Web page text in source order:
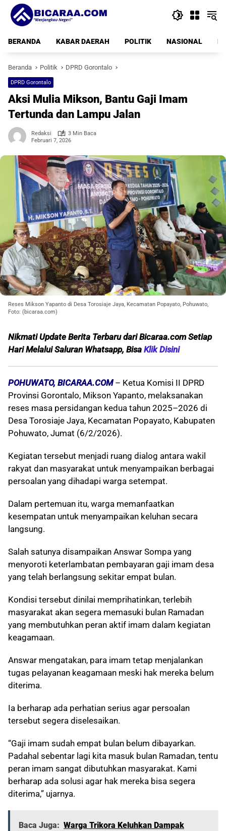
Langsung
konten
BERANDA
KABAR DAERAH POLITIK NASIONAL
Beranda Politik DPRD Gorontalo
DPRD Gorontalo
Aksi Mulia Mikson, Bantu Gaji Imam
Tertunda dan Lampu Jalan
Redaksi
3 Min Baca
Februari 7, 2026
Reses Mikson Yapanto di Desa Torosiaje Jaya, Kecamatan Popayato, Pohuwato,
Foto: (bicaraa.com)
Nikmati Update Berita Terbaru dari Bicaraa.com Setiap
Hari Melalui Saluran Whatsapp, Bisa Klik Disini
POHUWATO, BICARAA.COM– Ketua Komisi II DPRD
Provinsi Gorontalo, Mikson Yapanto, melaksanakan
reses masa persidangan kedua tahun 2025–2026 di
Desa Torosiaje Jaya, Kecamatan Popayato, Kabupaten
Pohuwato, Jumat (6/2/2026).
Kegiatan tersebut menjadi ruang dialog antara wakil
rakyat dan masyarakat untuk menyampaikan berbagai
persoalan yang dihadapi warga setempat.
Dalam pertemuan itu, warga memanfaatkan
kesempatan untuk menyampaikan keluhan secara
langsung.
Salah satunya disampaikan Answar Sompa yang
menyoroti keterlambatan pembayaran gaji imam desa
yang telah berlangsung sekitar empat bulan.
Kondisi tersebut dinilai memprihatinkan, terlebih
masyarakat akan segera memasuki bulan Ramadan
yang membutuhkan peran aktif imam dalam kegiatan
keagamaan.
Answar mengatakan, para imam tetap menjalankan
tugas pelayanan keagamaan meski hak mereka belum
diterima.
Ia berharap ada perhatian serius agar persoalan
tersebut segera diselesaikan.
“Gaji imam sudah empat bulan belum dibayarkan.
Padahal sebentar lagi kita masuk bulan Ramadan, tentu
peran imam sangat dibutuhkan masyarakat. Kami
berharap ada solusi agar hak mereka bisa segera
diterima,” ujarnya.
Baca Juga: Warga Trikora Keluhkan Dampak